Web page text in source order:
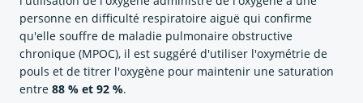
personne en difficulté respiratoire aiguë qui confirme
qu'elle souffre de maladie pulmonaire obstructive
chronique (MPOC), il est suggéré d'utiliser l'oxymétrie de
pouls et de titrer l'oxygène pour maintenir une saturation
entre 88 % et 92 %.